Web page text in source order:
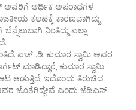
ಅವರಿಗೆ ಆರ್ಥಿಕ ಅಪರಾಧಗಳ
ಕಲಹಕ್ಕೆ ಕಾರಣವಾಗಿದ್ದು,
ನಿಂತಿದ್ದು ಎಲ್ಲಾ
ಎಚ್ .ಡಿ ಕುಮಾರ ಸ್ವಾಮಿ ಅವರ
ಮಾಡಿದ್ದಾರೆ, ಕುಮಾರ ಸ್ವಾಮಿ
ಆಡುತ್ತಿದೆ, ಇದೊಂದು ತಿರುಚಿದ
ಅವರ ಜೊತೆಗಿದ್ದೇವೆ ಎಂದು ಜೆಡಿಎಸ್